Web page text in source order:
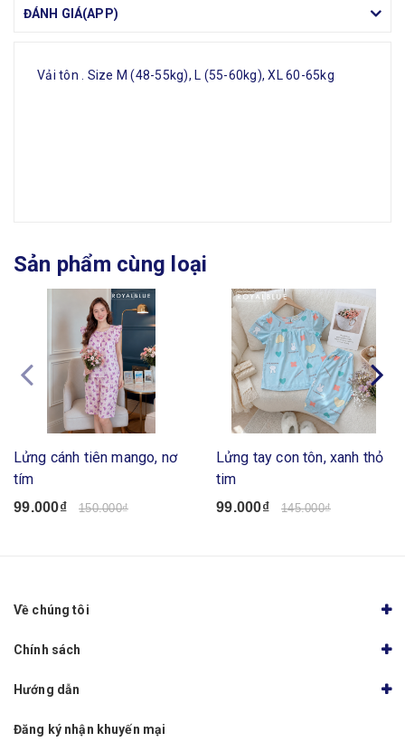
ĐÁNH GIÁ(APP)
Vải tôn . Size M (48-55kg), L (55-60kg), XL 60-65kg
Sản phẩm cùng loại
Lửng cánh tiên mango, nơ
tím
99.000₫ 150.000₫
Lửng tay con tôn, xanh thỏ
tim
99.000₫ 145.000₫
Về chúng tôi
Chính sách
Hướng dẫn
Đăng ký nhận khuyến mại